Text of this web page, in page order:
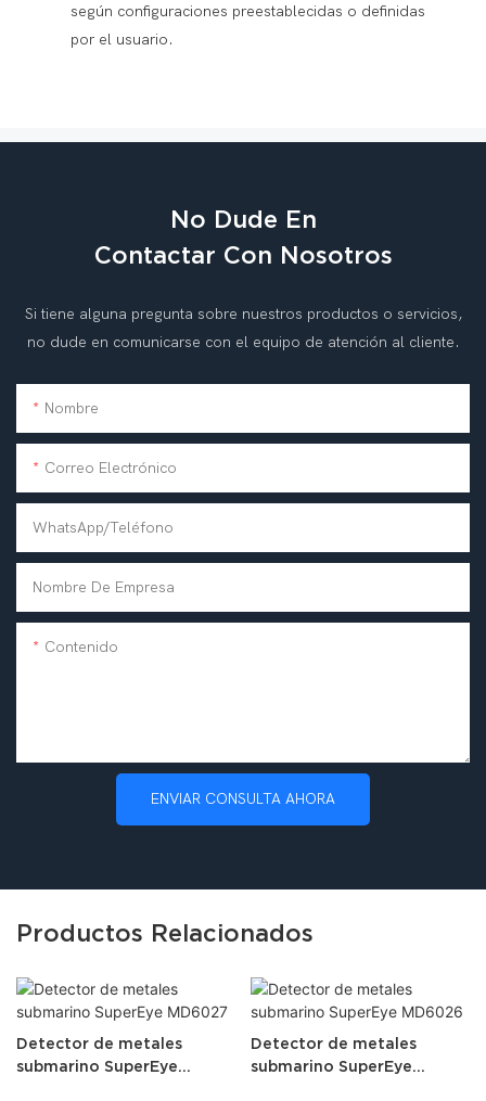
según configuraciones preestablecidas o definidas
por el usuario.
No Dude En
Contactar Con Nosotros
Si tiene alguna pregunta sobre nuestros productos o servicios,
no dude en comunicarse con el equipo de atención al cliente.
Nombre
Correo Electrónico
WhatsApp/teléfono
Nombre De Empresa
Contenido
ENVIAR CONSULTA AHORA
Productos Relacionados
Detector de metales
submarino SuperEye
Detector de metales
submarino SuperEye